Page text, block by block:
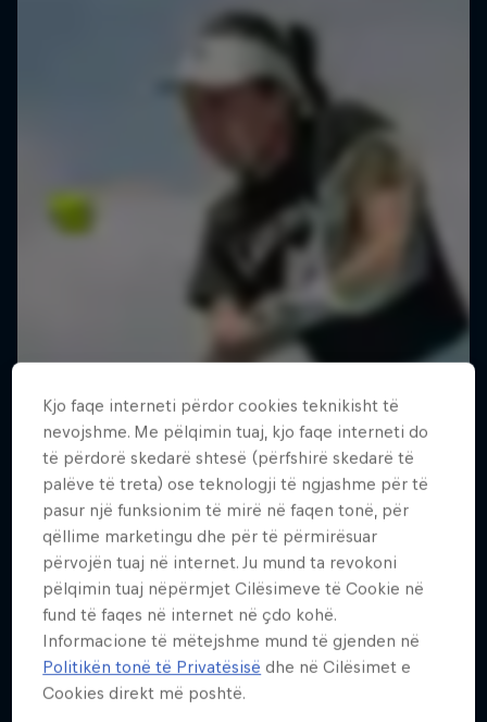
Kjo faqe interneti përdor cookies teknikisht të
nevojshme. Me pëlqimin tuaj, kjo faqe interneti do
të përdorë skedarë shtesë (përfshirë skedarë të
palëve të treta) ose teknologji të ngjashme për të
pasur një funksionim të mirë në faqen tonë, për
qëllime marketingu dhe për të përmirësuar
përvojën tuaj në internet. Ju mund ta revokoni
pëlqimin tuaj nëpërmjet Cilësimeve të Cookie në
fund të faqes në internet në çdo kohë.
Informacione të mëtejshme mund të gjenden në
Politikën tonë të Privatësisë dhe në Cilësimet e
Cookies direkt më poshtë.